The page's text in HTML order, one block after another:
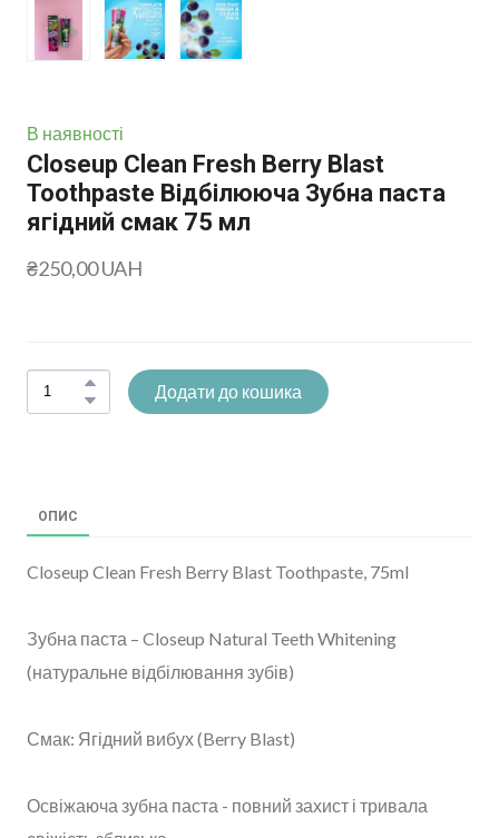
В наявності
Closeup Clean Fresh Berry Blast
Toothpaste Відбілююча Зубна паста
ягідний смак 75 мл
₴250,00 UAH
Додати до кошика
ОПИС
Closeup Clean Fresh Berry Blast Toothpaste, 75ml
Зубна паста – Closeup Natural Teeth Whitening
(натуральне відбілювання зубів)
Смак: Ягідний вибух (Berry Blast)
Освіжаюча зубна паста - повний захист і тривала